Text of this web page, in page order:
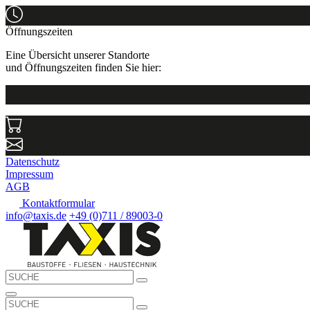
Öffnungszeiten
Eine Übersicht unserer Standorte
und Öffnungszeiten finden Sie hier:
Datenschutz
Impressum
AGB
Kontaktformular
info@taxis.de +49 (0)711 / 89003-0